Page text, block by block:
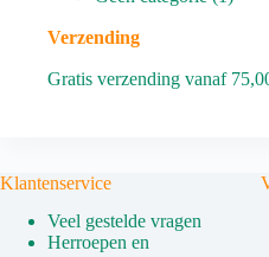
Verzending
Gratis verzending vanaf
Klantenservice
Veel gestelde vragen
Herroepen en